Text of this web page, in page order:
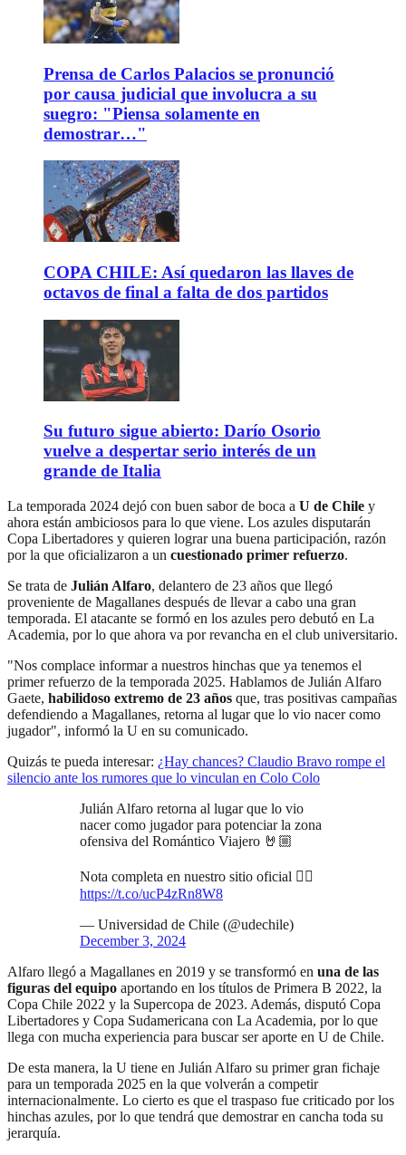
Prensa de Carlos Palacios se pronunció
por causa judicial que involucra a su
suegro: "Piensa solamente en
demostrar…"
COPA CHILE: Así quedaron las llaves de
octavos de final a falta de dos partidos
Su futuro sigue abierto: Darío Osorio
vuelve a despertar serio interés de un
grande de Italia
La temporada 2024 dejó con buen sabor de boca a U de Chile y
ahora están ambiciosos para lo que viene. Los azules disputarán
Copa Libertadores y quieren lograr una buena participación, razón
por la que oficializaron a un cuestionado primer refuerzo.
Se trata de Julián Alfaro, delantero de 23 años que llegó
proveniente de Magallanes después de llevar a cabo una gran
temporada. El atacante se formó en los azules pero debutó en La
Academia, por lo que ahora va por revancha en el club universitario.
"Nos complace informar a nuestros hinchas que ya tenemos el
primer refuerzo de la temporada 2025. Hablamos de Julián Alfaro
Gaete, habilidoso extremo de 23 años que, tras positivas campañas
defendiendo a Magallanes, retorna al lugar que lo vio nacer como
jugador", informó la U en su comunicado.
Quizás te pueda interesar: ¿Hay chances? Claudio Bravo rompe el
silencio ante los rumores que lo vinculan en Colo Colo
Julián Alfaro retorna al lugar que lo vio
nacer como jugador para potenciar la zona
ofensiva del Romántico Viajero 🤘🏼
Nota completa en nuestro sitio oficial 👇🏼
https://t.co/ucP4zRn8W8
— Universidad de Chile (@udechile)
December 3, 2024
Alfaro llegó a Magallanes en 2019 y se transformó en una de las
figuras del equipo aportando en los títulos de Primera B 2022, la
Copa Chile 2022 y la Supercopa de 2023. Además, disputó Copa
Libertadores y Copa Sudamericana con La Academia, por lo que
llega con mucha experiencia para buscar ser aporte en U de Chile.
De esta manera, la U tiene en Julián Alfaro su primer gran fichaje
para un temporada 2025 en la que volverán a competir
internacionalmente. Lo cierto es que el traspaso fue criticado por los
hinchas azules, por lo que tendrá que demostrar en cancha toda su
jerarquía.